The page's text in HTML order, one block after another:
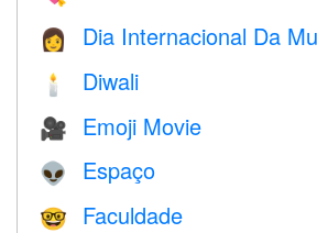
👩 Dia Internacional Da
🕯 Diwali
🎥 Emoji Movie
👽 Espaço
🤓 Faculdade